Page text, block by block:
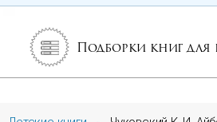
Подборки книг для